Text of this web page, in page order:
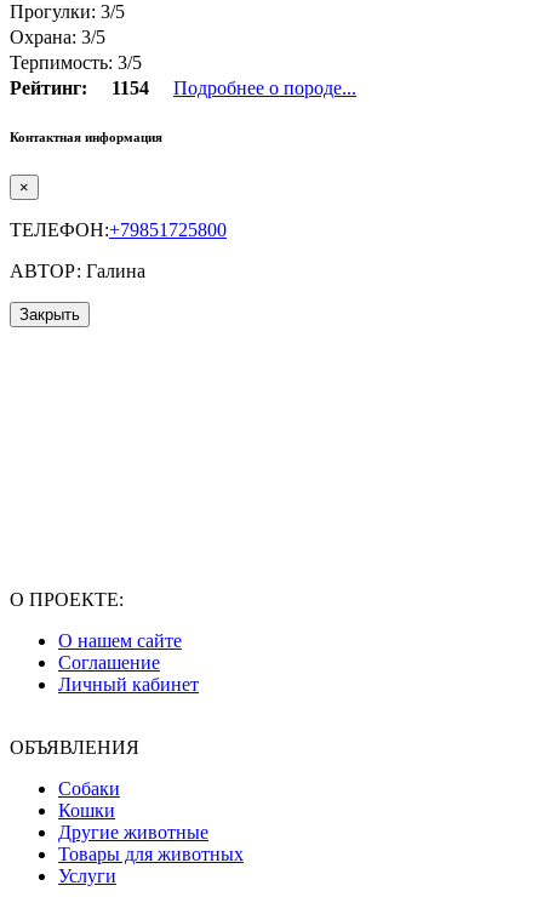
Прогулки: 3/5
Охрана: 3/5
Терпимость: 3/5
Рейтинг:
1154 Подробнее о породе...
Контактная информация
×
ТЕЛЕФОН:+79851725800
АВТОР: Галина
Закрыть
О ПРОЕКТЕ:
О нашем сайте
Соглашение
Личный кабинет
ОБЪЯВЛЕНИЯ
Собаки
Кошки
Другие животные
Товары для животных
Услуги